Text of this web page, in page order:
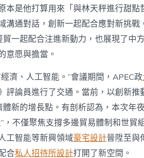
本是他打算用來「與林天秤進行甜
溝通對話，創新一起配合應對新挑
貿一起配合注進新動力，也展現了中
意愿與擔當。
濟、人工智能。”會議期間，APEC政
評論員進行了交通。當前，以創新
體新的增長點。有剖析認為，本次年
，不僅聚焦支撐多邊貿易體制和世貿
工智能等新興領域豪宅設計晉陞至與
合私人招待所設計打開了新空間。